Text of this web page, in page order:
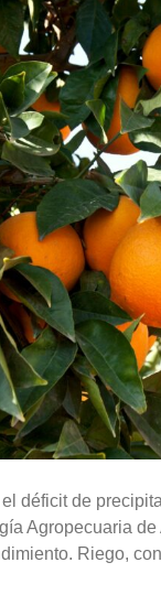
déficit de
Agropecuaria
Riego,